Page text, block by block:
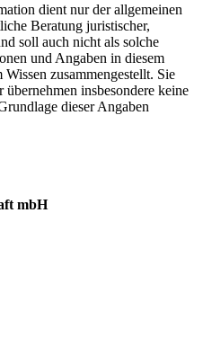
dient nur der allgemeinen
Beratung juristischer,
soll auch nicht als solche
und Angaben in diesem
zusammengestellt. Sie
insbesondere keine
dieser Angaben
mbH